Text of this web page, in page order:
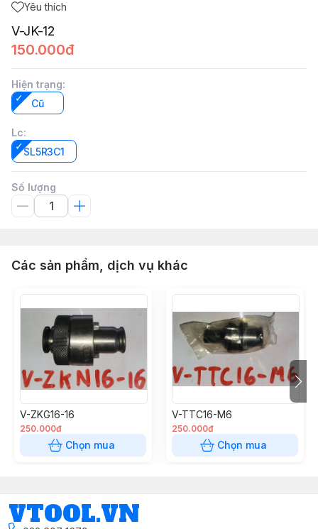
Yêu thích
V-JK-12
150.000đ
Hiện trạng:
Cũ
Lc:
SL5R3C1
Số lượng
Các sản phẩm, dịch vụ khác
V-ZKG16-16
250.000đ
Chọn mua
V-TTC16-M6
250.000đ
Chọn mua
VTOOL.VN